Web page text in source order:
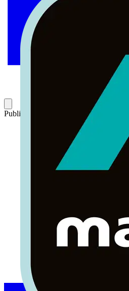
Publicado: 15 de septiembre de 2015